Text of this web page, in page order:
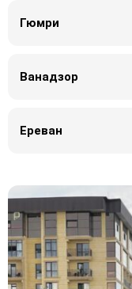
Гюмри
Ванадзор
Ереван